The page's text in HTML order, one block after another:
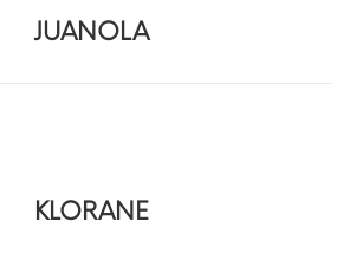
JUANOLA
KLORANE